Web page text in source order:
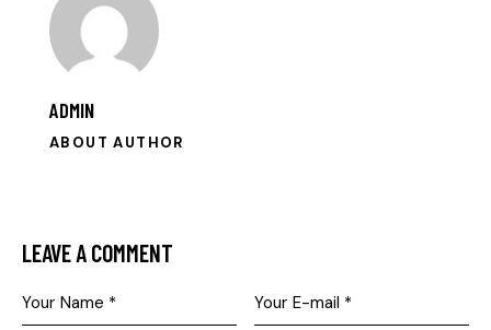
ADMIN
ABOUT AUTHOR
LEAVE A COMMENT